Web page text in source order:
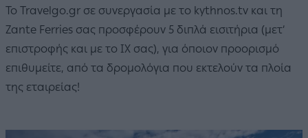
Το Travelgo.gr σε συνεργασία με το kythnos.tv και τη
Zante Ferries σας προσφέρουν 5 διπλά εισιτήρια (μετ’
επιστροφής και με το ΙΧ σας), για όποιον προορισμό
επιθυμείτε, από τα δρομολόγια που εκτελούν τα πλοία
της εταιρείας!